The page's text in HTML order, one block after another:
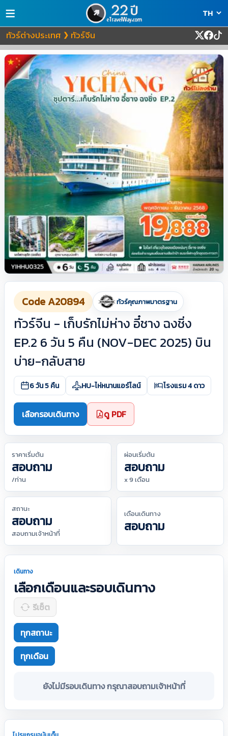
≡
ทัวร์ต่างประเทศ ❯ ทัวร์จีน
Code A20894 ทัวร์คุณภาพมาตรฐาน
ทัวร์จีน - เก็บรักไม่ห่าง อี๋ชาง ฉงชิ่ง
EP.2 6 วัน 5 คืน (NOV-DEC 2025) บิน
บ่าย-กลับสาย
6 วัน 5 คืน HU-ไห่หนานแอร์ไลน์ โรงแรม 4 ดาว
เลือกรอบเดินทาง ดู PDF
ราคาเริ่มต้น
สอบถาม
/ท่าน
ผ่อนเริ่มต้น
สอบถาม
x 9 เดือน
สถานะ
สอบถาม
สอบถามเจ้าหน้าที่
เดือนเดินทาง
สอบถาม
เดินทาง
เลือกเดือนและรอบเดินทาง
รีเซ็ต
ทุกสถานะ
ทุกเดือน
ยังไม่มีรอบเดินทาง กรุณาสอบถามเจ้าหน้าที่